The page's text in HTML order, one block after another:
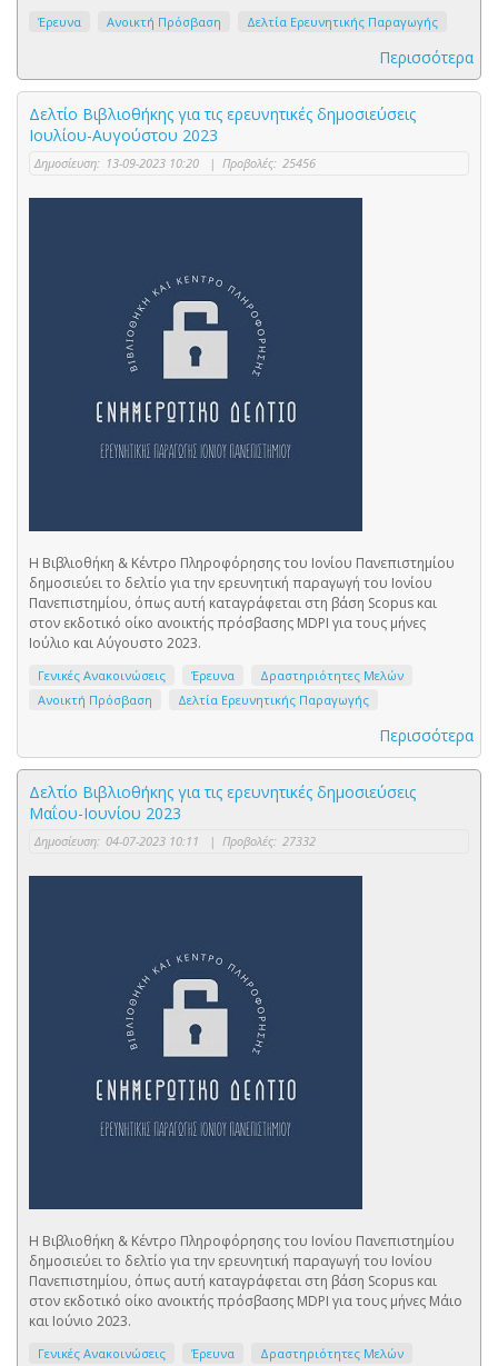
Έρευνα Ανοικτή Πρόσβαση Δελτία Ερευνητικής Παραγωγής
Περισσότερα
Δελτίο Βιβλιοθήκης για τις ερευνητικές δημοσιεύσεις
Ιουλίου-Αυγούστου 2023
Δημοσίευση: 13-09-2023 10:20 | Προβολές: 25456
Η Βιβλιοθήκη & Κέντρο Πληροφόρησης του Ιονίου Πανεπιστημίου
δημοσιεύει το δελτίο για την ερευνητική παραγωγή του Ιονίου
Πανεπιστημίου, όπως αυτή καταγράφεται στη βάση Scopus και
στον εκδοτικό οίκο ανοικτής πρόσβασης MDPI για τους μήνες
Ιούλιο και Αύγουστο 2023.
Γενικές Ανακοινώσεις Έρευνα
Δραστηριότητες Μελών
Ανοικτή Πρόσβαση
Δελτία Ερευνητικής Παραγωγής
Περισσότερα
Δελτίο Βιβλιοθήκης για τις ερευνητικές δημοσιεύσεις
Μαΐου-Ιουνίου 2023
Δημοσίευση: 04-07-2023 10:11 | Προβολές: 27332
Η Βιβλιοθήκη & Κέντρο Πληροφόρησης του Ιονίου Πανεπιστημίου
δημοσιεύει το δελτίο για την ερευνητική παραγωγή του Ιονίου
Πανεπιστημίου, όπως αυτή καταγράφεται στη βάση Scopus και
στον εκδοτικό οίκο ανοικτής πρόσβασης MDPI για τους μήνες Μάιο
και Ιούνιο 2023.
Γενικές Ανακοινώσεις Έρευνα
Δραστηριότητες Μελών